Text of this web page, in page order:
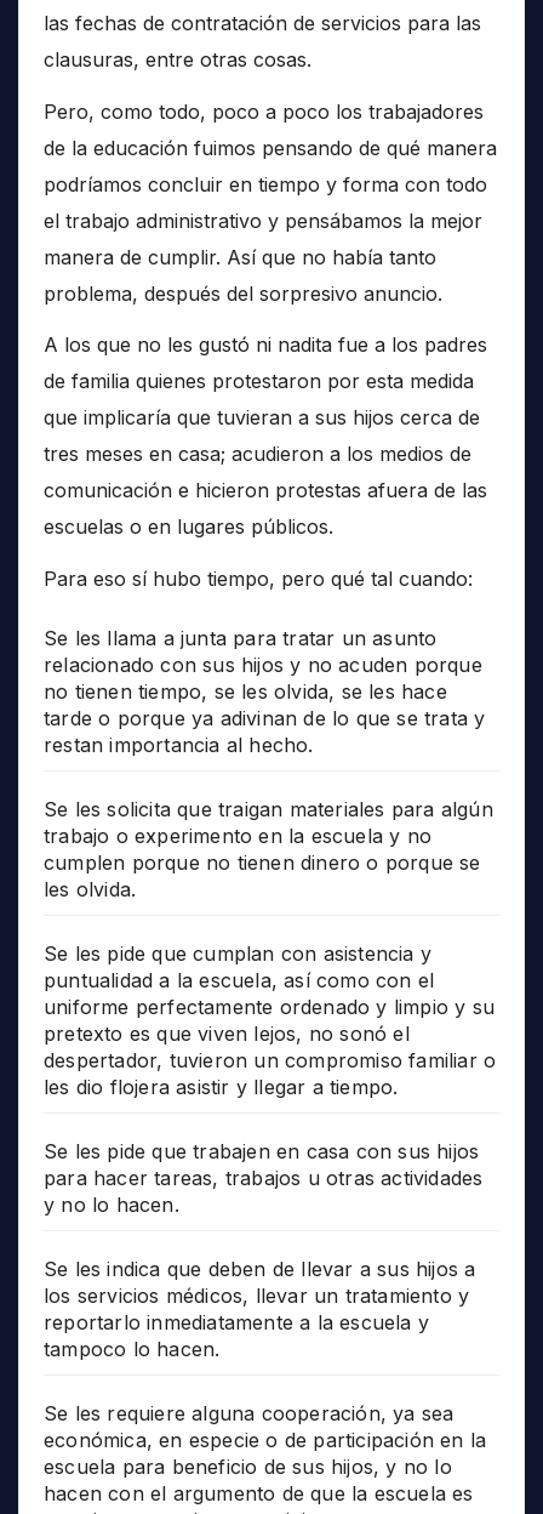
las fechas de contratación de servicios para las
clausuras, entre otras cosas.
Pero, como todo, poco a poco los trabajadores
de la educación fuimos pensando de qué manera
podríamos concluir en tiempo y forma con todo
el trabajo administrativo y pensábamos la mejor
manera de cumplir. Así que no había tanto
problema, después del sorpresivo anuncio.
A los que no les gustó ni nadita fue a los padres
de familia quienes protestaron por esta medida
que implicaría que tuvieran a sus hijos cerca de
tres meses en casa; acudieron a los medios de
comunicación e hicieron protestas afuera de las
escuelas o en lugares públicos.
Para eso sí hubo tiempo, pero qué tal cuando:
Se les llama a junta para tratar un asunto
relacionado con sus hijos y no acuden porque
no tienen tiempo, se les olvida, se les hace
tarde o porque ya adivinan de lo que se trata y
restan importancia al hecho.
Se les solicita que traigan materiales para algún
trabajo o experimento en la escuela y no
cumplen porque no tienen dinero o porque se
les olvida.
Se les pide que cumplan con asistencia y
puntualidad a la escuela, así como con el
uniforme perfectamente ordenado y limpio y su
pretexto es que viven lejos, no sonó el
despertador, tuvieron un compromiso familiar o
les dio flojera asistir y llegar a tiempo.
Se les pide que trabajen en casa con sus hijos
para hacer tareas, trabajos u otras actividades
y no lo hacen.
Se les indica que deben de llevar a sus hijos a
los servicios médicos, llevar un tratamiento y
reportarlo inmediatamente a la escuela y
tampoco lo hacen.
Se les requiere alguna cooperación, ya sea
económica, en especie o de participación en la
escuela para beneficio de sus hijos, y no lo
hacen con el argumento de que la escuela es